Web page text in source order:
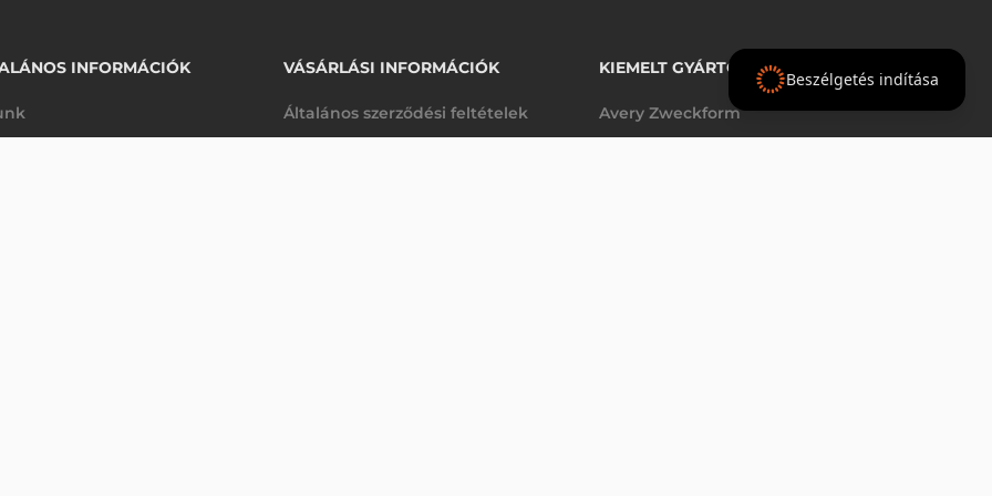
INFORMÁCIÓK VÁSÁRLÁSI INFORMÁCIÓK
Általános szerződési feltételek
KIEMELT GYÁRTÓINK
Avery Zweckform
Beszélgetés indítása